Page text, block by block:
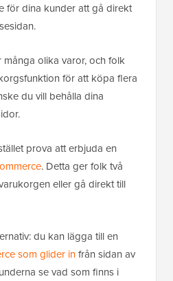
för dina kunder att gå direkt
många olika varor, och folk
för att köpa flera
du vill behålla dina
prova att erbjuda en
. Detta ger folk två
eller gå direkt till
du kan lägga till en
som glider infrån sidan av
se vad som finns i